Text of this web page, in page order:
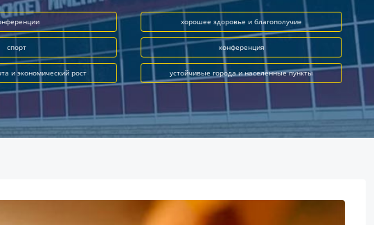
хорошее здоровье и благополучие
спорт конференция
и экономический рост устойчивые города и населённые пункты